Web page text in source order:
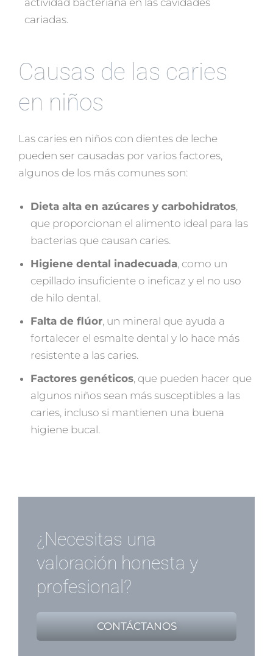
cariadas.
Causas de las caries
en niños
Las caries en niños con dientes de leche
pueden ser causadas por varios factores,
algunos de los más comunes son:
Dieta alta en azúcares y carbohidratos,
que proporcionan el alimento ideal para las
bacterias que causan caries.
Higiene dental inadecuada, como un
cepillado insuficiente o ineficaz y el no uso
de hilo dental.
Falta de flúor, un mineral que ayuda a
fortalecer el esmalte dental y lo hace más
resistente a las caries.
Factores genéticos, que pueden hacer que
algunos niños sean más susceptibles a las
caries, incluso si mantienen una buena
higiene bucal.
¿Necesitas una
valoración honesta y
profesional?
CONTÁCTANOS